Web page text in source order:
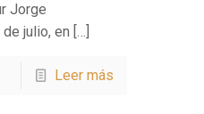
Jorge
julio, en […]
Leer más